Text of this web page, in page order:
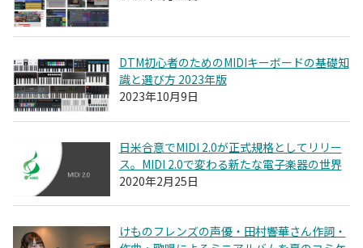
DTM初心者のためのMIDIキーボードの基礎知
識と選び方 2023年版
2023年10月9日
日米合意でMIDI 2.0が正式規格としてリリー
ス。MIDI 2.0で変わる新たな電子楽器の世界
2020年2月25日
けものフレンズの声優・田村響華さん作詞・